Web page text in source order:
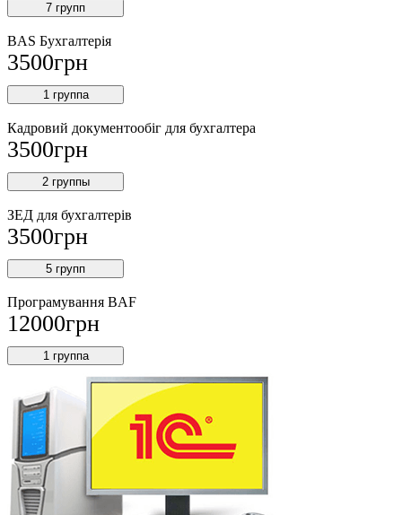
7 групп
BAS Бухгалтерія
3500грн
1 группа
Кадровий документообіг для бухгалтера
3500грн
2 группы
ЗЕД для бухгалтерів
3500грн
5 групп
Програмування BAF
12000грн
1 группа